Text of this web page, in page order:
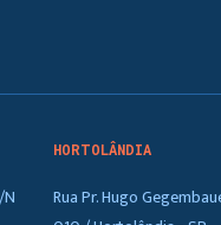
HORTOLÂNDIA
Rua Pr. Hugo